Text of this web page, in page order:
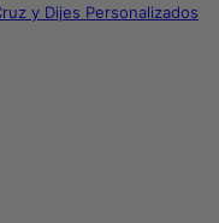
y Dijes Personalizados